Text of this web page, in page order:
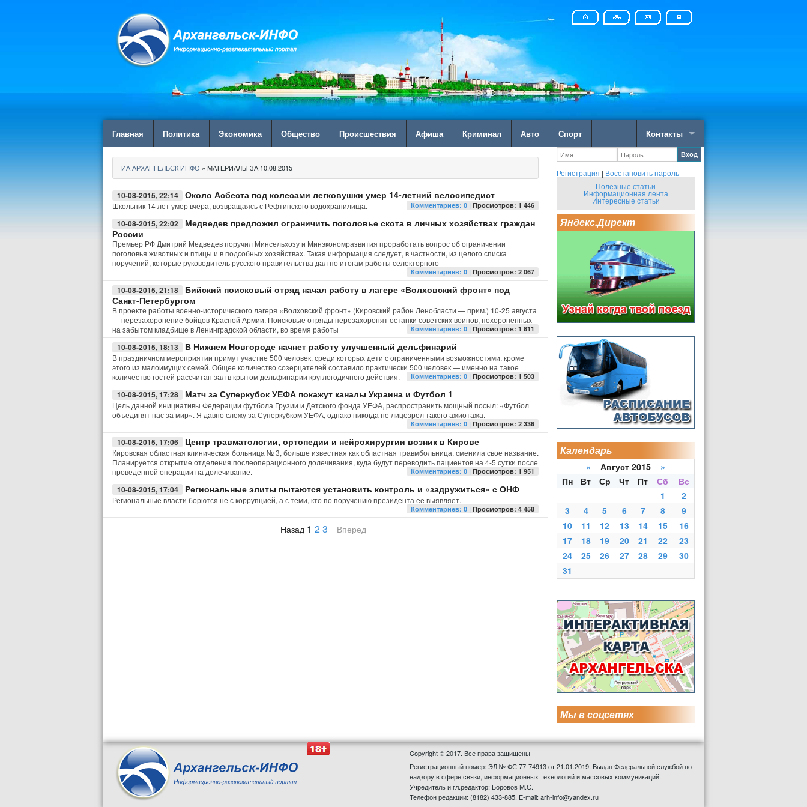
Главная Политика Экономика Общество Происшествия Афиша Криминал Авто Спорт Контакты
ИА АРХАНГЕЛЬСК ИНФО » МАТЕРИАЛЫ ЗА 10.08.2015
10-08-2015, 22:14 Около Асбеста под колесами легковушки умер 14-летний велосипедист
Школьник 14 лет умер вчера, возвращаясь с Рефтинского водохранилища. Комментариев: 0 |Просмотров: 1 446
10-08-2015, 22:02
Медведев предложил ограничить поголовье скота в личных хозяйствах граждан
России
Премьер РФ Дмитрий Медведев поручил Минсельхозу и Минэкономразвития проработать вопрос об ограничении
поголовья животных и птицы и в подсобных хозяйствах. Такая информация следует, в частности, из целого списка
поручений, которые руководитель русского правительства дал по итогам работы селекторного
Комментариев: 0 |Просмотров: 2 067
10-08-2015, 21:18
Бийский поисковый отряд начал работу в лагере «Волховский фронт» под
Санкт-Петербургом
В проекте работы военно-исторического лагеря «Волховский фронт» (Кировский район Ленобласти — прим.) 10-25 августа
— перезахоронение бойцов Красной Армии. Поисковые отряды перезахоронят останки советских воинов, похороненных
на забытом кладбище в Ленинградской области, во время работы
Комментариев: 0 |Просмотров: 1 811
10-08-2015, 18:13 В Нижнем Новгороде начнет работу улучшенный дельфинарий
В праздничном мероприятии примут участие 500 человек, среди которых дети с ограниченными возможностями, кроме
этого из малоимущих семей. Общее количество созерцателей составило практически 500 человек — именно на такое
количество гостей рассчитан зал в крытом дельфинарии круглогодичного действия.
Комментариев: 0 |Просмотров: 1 503
10-08-2015, 17:28 Матч за Суперкубок УЕФА покажут каналы Украина и Футбол 1
Цель данной инициативы Федерации футбола Грузии и Детского фонда УЕФА, распространить мощный посыл: «Футбол
объединят нас за мир». Я давно слежу за Суперкубком УЕФА, однако никогда не лицезрел такого ажиотажа.
Комментариев: 0 |Просмотров: 2 336
10-08-2015, 17:06 Центр травматологии, ортопедии и нейрохирургии возник в Кирове
Кировская областная клиническая больница № 3, больше известная как областная травмбольница, сменила свое название.
Планируется открытие отделения послеоперационного долечивания, куда будут переводить пациентов на 4-5 сутки после
проведенной операции на долечивание.
Комментариев: 0 |Просмотров: 1 951
10-08-2015, 17:04 Региональные элиты пытаются установить контроль и «задружиться» с ОНФ
Региональные власти борются не с коррупцией, а с теми, кто по поручению президента ее выявляет.
Комментариев: 0 |Просмотров: 4 458
Назад 1 23 Вперед
Вход
Регистрация | Восстановить пароль
Полезные статьи
Информационная лента
Интересные статьи
Яндекс.Директ
Календарь
« Август 2015 »
Пн
Вт Ср Чт Пт Сб
Вс
1
2
3
4 5 6 7 8
9
10
11 12 13 14 15
16
17
18 19 20 21 22
23
24
25 26 27 28 29
30
31
Мы в соцсетях
Copyright © 2017. Все права защищены
Регистрационный номер: ЭЛ № ФС 77-74913 от 21.01.2019. Выдан Федеральной службой по
надзору в сфере связи, информационных технологий и массовых коммуникаций.
Учредитель и гл.редактор: Боровов М.С.
Телефон редакции: (8182) 433-885. E-mail: arh-info@yandex.ru